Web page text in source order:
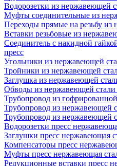
Водорозетки из нержавеющей
Муфты соединительные из
Переходы прямые на резьбу из
Вставки резьбовые из
Соединитель с накидной
пресс
Угольники из нержавеющей
Тройники из нержавеющей
Заглушка из нержавеющей
Обводы из нержавеющей стали
Трубопровод из
Трубопровод из нержавеющей
Трубопровод из нержавеющей
Водорозетки пресс
Заглушки пресс нержавеющая
Компенсаторы пресс
Муфты пресс нержавеющая
Редукционные вставки пресс